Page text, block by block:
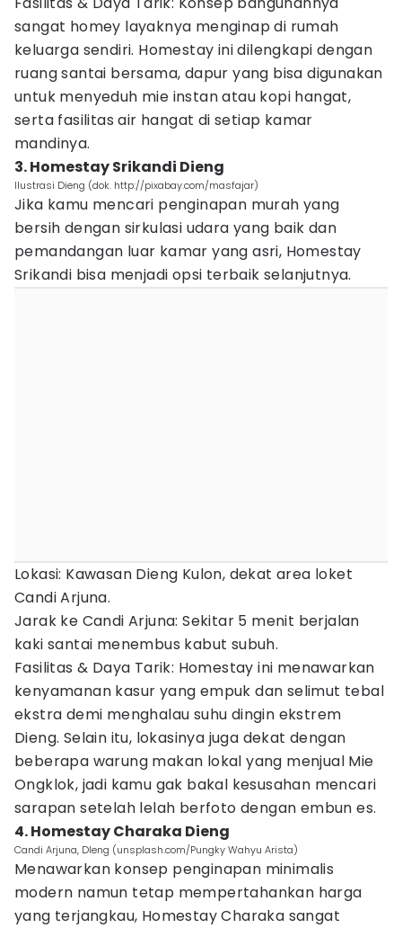
sangat homey layaknya menginap di rumah
keluarga sendiri. Homestay ini dilengkapi dengan
ruang santai bersama, dapur yang bisa digunakan
untuk menyeduh mie instan atau kopi hangat,
serta fasilitas air hangat di setiap kamar
mandinya.
3. Homestay Srikandi Dieng
Ilustrasi Dieng (dok. http://pixabay.com/masfajar)
Jika kamu mencari penginapan murah yang
bersih dengan sirkulasi udara yang baik dan
pemandangan luar kamar yang asri, Homestay
Srikandi bisa menjadi opsi terbaik selanjutnya.
Lokasi: Kawasan Dieng Kulon, dekat area loket
Candi Arjuna.
Jarak ke Candi Arjuna: Sekitar 5 menit berjalan
kaki santai menembus kabut subuh.
Fasilitas & Daya Tarik: Homestay ini menawarkan
kenyamanan kasur yang empuk dan selimut tebal
ekstra demi menghalau suhu dingin ekstrem
Dieng. Selain itu, lokasinya juga dekat dengan
beberapa warung makan lokal yang menjual Mie
Ongklok, jadi kamu gak bakal kesusahan mencari
sarapan setelah lelah berfoto dengan embun es.
4. Homestay Charaka Dieng
Candi Arjuna, DIeng (unsplash.com/Pungky Wahyu Arista)
Menawarkan konsep penginapan minimalis
modern namun tetap mempertahankan harga
yang terjangkau, Homestay Charaka sangat